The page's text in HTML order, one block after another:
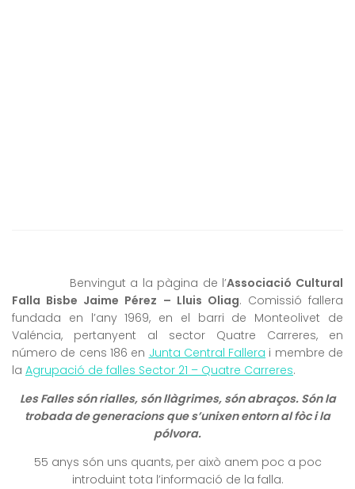
Benvingut a la pàgina de l’Associació Cultural
Falla Bisbe Jaime Pérez – Lluis Oliag. Comissió fallera
fundada en l’any 1969, en el barri de Monteolivet de
Valéncia, pertanyent al sector Quatre Carreres, en
número de cens 186 en Junta Central Fallera i membre de
la Agrupació de falles Sector 21 – Quatre Carreres.
Les Falles són rialles, són llàgrimes, són abraços. Són la
trobada de generacions que s’unixen entorn al fòc i la
pólvora.
55 anys són uns quants, per això anem poc a poc
introduint tota l’informació de la falla.